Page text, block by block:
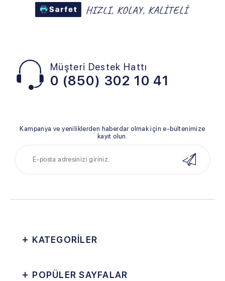
Müşteri Destek Hattı
0 (850) 302 10 41
Kampanya ve yeniliklerden haberdar olmak için e-bültenimize
kayıt olun.
KATEGORİLER
POPÜLER SAYFALAR